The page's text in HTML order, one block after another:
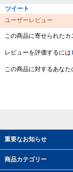
重要なお知らせ
商品カテゴリー
ツイート
ユーザーレビュー
この商品に寄せられたカ
レビューを評価するには
この商品に対するあなた